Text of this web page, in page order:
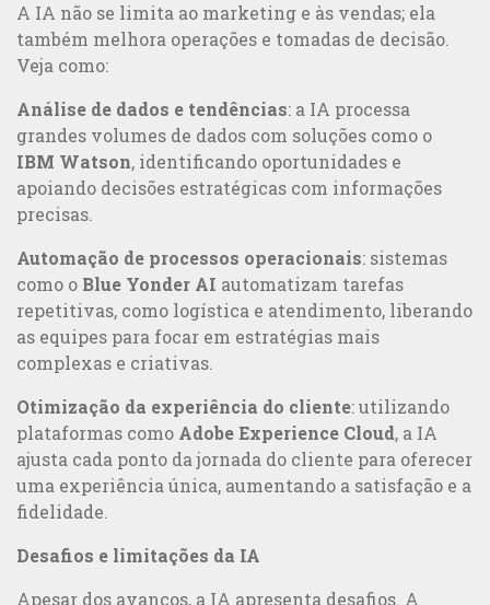
A IA não se limita ao marketing e às vendas; ela
também melhora operações e tomadas de decisão.
Veja como:
Análise de dados e tendências: a IA processa
grandes volumes de dados com soluções como o
IBM Watson, identificando oportunidades e
apoiando decisões estratégicas com informações
precisas.
Automação de processos operacionais: sistemas
como o Blue Yonder AI automatizam tarefas
repetitivas, como logística e atendimento, liberando
as equipes para focar em estratégias mais
complexas e criativas.
Otimização da experiência do cliente: utilizando
plataformas como Adobe Experience Cloud, a IA
ajusta cada ponto da jornada do cliente para oferecer
uma experiência única, aumentando a satisfação e a
fidelidade.
Desafios e limitações da IA
Apesar dos avanços, a IA apresenta desafios. A